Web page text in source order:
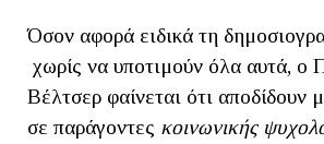
Όσον αφορά ειδικά τη
χωρίς να υποτιμούν όλα αυτά, ο
Βέλτσερ φαίνεται ότι αποδίδουν
σε παράγοντες κοινωνικής